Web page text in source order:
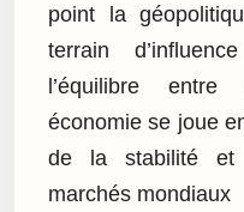
point la
terrain
l’équilibre
économie se joue
de la stabilité et
marchés mondiaux